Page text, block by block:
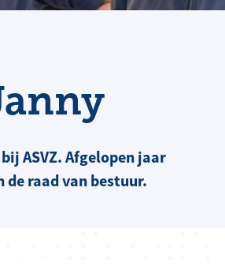
ASVZ. Afgelopen jaar
raad van bestuur.